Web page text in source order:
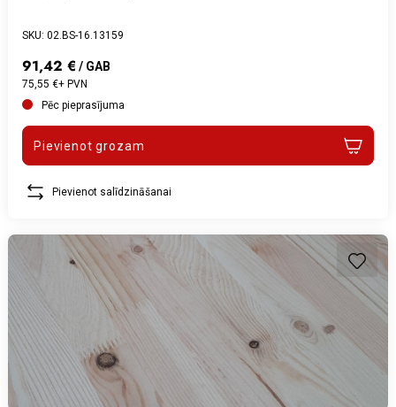
SKU: 02.BS-16.13159
91,42 € / GAB
75,55 €+ PVN
Pēc pieprasījuma
Pievienot grozam
Pievienot salīdzināšanai